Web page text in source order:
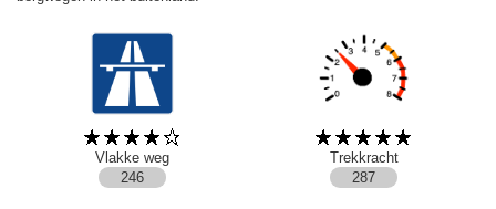
Vlakke weg
Trekkracht
246
287